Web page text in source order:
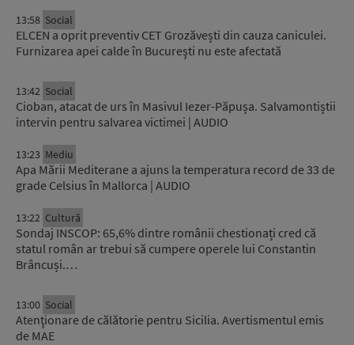
13:58 Social
ELCEN a oprit preventiv CET Grozăvești din cauza caniculei.
Furnizarea apei calde în Bucureşti nu este afectată
13:42 Social
Cioban, atacat de urs în Masivul Iezer-Păpușa. Salvamontiștii
intervin pentru salvarea victimei | AUDIO
13:23 Mediu
Apa Mării Mediterane a ajuns la temperatura record de 33 de
grade Celsius în Mallorca | AUDIO
13:22 Cultură
Sondaj INSCOP: 65,6% dintre românii chestionați cred că
statul român ar trebui să cumpere operele lui Constantin
Brâncuși.…
13:00 Social
Atenţionare de călătorie pentru Sicilia. Avertismentul emis
de MAE